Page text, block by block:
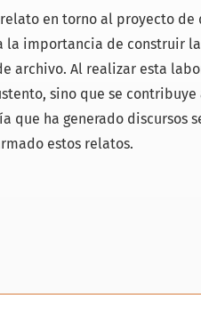
en torno al proyecto de
la importancia de construir
archivo. Al realizar esta
sino que se contribuye
ha generado discursos
estos relatos.